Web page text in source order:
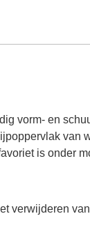
vorm- en
van
is onder
verwijderen